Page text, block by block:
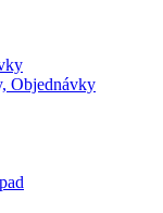
Objednávky